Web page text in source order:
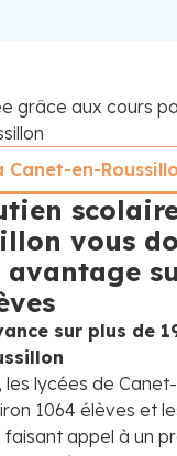
Canet-en-
vous
sur plus de
les lycées de
1064 élèves et
faisant appel à un